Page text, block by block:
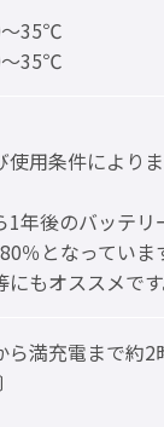
～35℃
～35℃
用条件により
1年後のバッテリ
％となっていま
にもオススメで
ら満充電まで約2